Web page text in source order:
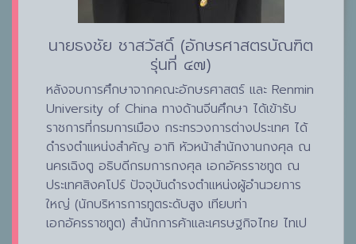
นายธงชัย ชาสวัสดิ์ (อักษรศาสตรบัณฑิต
รุ่นที่ ๔๗)
หลังจบการศึกษาจากคณะอักษรศาสตร์ และ Renmin
University of China ทางด้านจีนศึกษา ได้เข้ารับ
ราชการที่กรมการเมือง กระทรวงการต่างประเทศ ได้
ดำรงตำแหน่งสำคัญ อาทิ หัวหน้าสำนักงานกงศุล ณ
นครเฉิงตู อธิบดีกรมการกงศุล เอกอัครราชทูต ณ
ประเทศสิงคโปร์ ปัจจุบันดำรงตำแหน่งผู้อำนวยการ
ใหญ่ (นักบริหารการทูตระดับสูง เทียบท่า
เอกอัครราชทูต) สำนักการค้าและเศรษฐกิจไทย ไทเป